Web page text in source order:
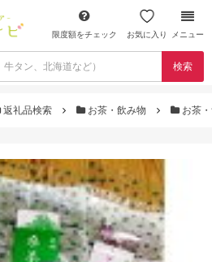
限度額をチェック お気に入り メニュー
検索
返礼品検索 お茶・飲み物 お茶